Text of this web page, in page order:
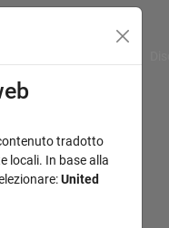
tradotto
locali. In base alla
United